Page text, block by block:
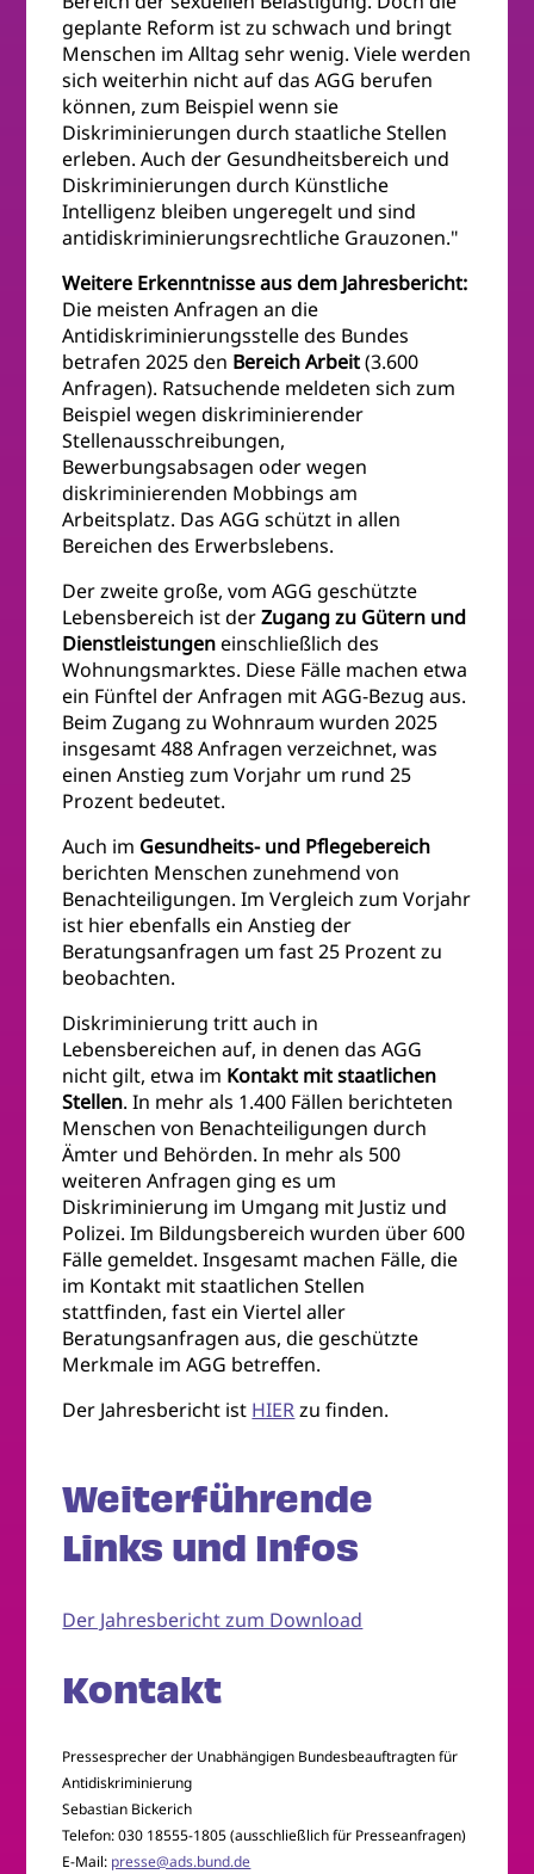
geplante Reform ist zu schwach und bringt
Menschen im Alltag sehr wenig. Viele werden
sich weiterhin nicht auf das AGG berufen
können, zum Beispiel wenn sie
Diskriminierungen durch staatliche Stellen
erleben. Auch der Gesundheitsbereich und
Diskriminierungen durch Künstliche
Intelligenz bleiben ungeregelt und sind
antidiskriminierungsrechtliche Grauzonen."
Weitere Erkenntnisse aus dem Jahresbericht:
Die meisten Anfragen an die
Antidiskriminierungsstelle des Bundes
betrafen 2025 den Bereich Arbeit(3.600
Anfragen). Ratsuchende meldeten sich zum
Beispiel wegen diskriminierender
Stellenausschreibungen,
Bewerbungsabsagen oder wegen
diskriminierenden Mobbings am
Arbeitsplatz. Das AGG schützt in allen
Bereichen des Erwerbslebens.
Der zweite große, vom AGG geschützte
Lebensbereich ist derZugang zu Gütern und
Dienstleistungeneinschließlich des
Wohnungsmarktes. Diese Fälle machen etwa
ein Fünftel der Anfragen mit AGG-Bezug aus.
Beim Zugang zu Wohnraum wurden 2025
insgesamt 488 Anfragen verzeichnet, was
einen Anstieg zum Vorjahr um rund 25
Prozent bedeutet.
Auch im Gesundheits- und Pflegebereich
berichten Menschen zunehmend von
Benachteiligungen. Im Vergleich zum Vorjahr
ist hier ebenfalls ein Anstieg der
Beratungsanfragen um fast 25 Prozent zu
beobachten.
Diskriminierung tritt auch in
Lebensbereichen auf, in denen das AGG
nicht gilt, etwa im Kontakt mit staatlichen
Stellen. In mehr als 1.400 Fällen berichteten
Menschen von Benachteiligungen durch
Ämter und Behörden. In mehr als 500
weiteren Anfragen ging es um
Diskriminierung im Umgang mit Justiz und
Polizei. Im Bildungsbereich wurden über 600
Fälle gemeldet. Insgesamt machen Fälle, die
im Kontakt mit staatlichen Stellen
stattfinden, fast ein Viertel aller
Beratungsanfragen aus, die geschützte
Merkmale im AGG betreffen.
Der Jahresbericht ist HIERzu finden.
Weiterführende
Links und Infos
Der Jahresbericht zum Download
Kontakt
Pressesprecher der Unabhängigen Bundesbeauftragten für
Antidiskriminierung
Sebastian Bickerich
Telefon: 030 18555-1805 (ausschließlich für Presseanfragen)
E-Mail: presse@ads.bund.de